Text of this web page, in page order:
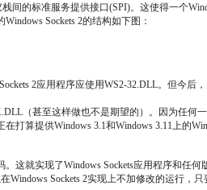
间的标准服务提供接口(SPI)。这使得一个
Sockets 2的结构如下图：
2应用程序应使用WS2-32.DLL。但
（甚至这样做也不是期望的）。因为任
算提供Windows 3.1和Windows 3.11上的
这就实现了Windows Sockets应用程序和
Sockets 2实现上不加修改的运行，只